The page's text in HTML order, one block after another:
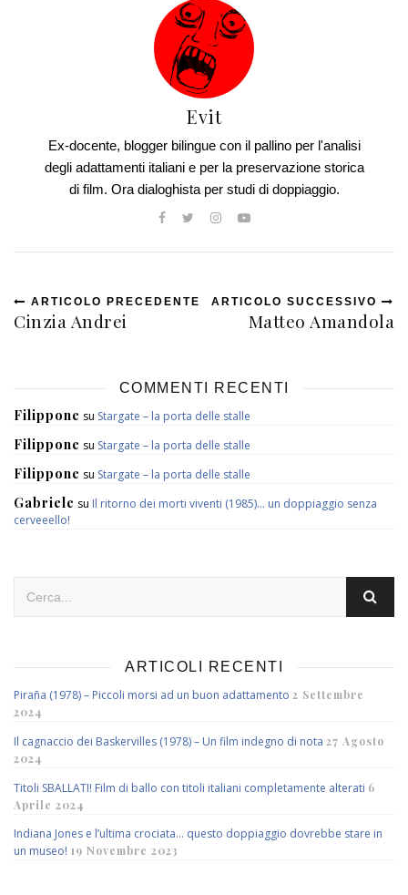
Evit
Ex-docente, blogger bilingue con il pallino per l'analisi
degli adattamenti italiani e per la preservazione storica
di film. Ora dialoghista per studi di doppiaggio.
ARTICOLO PRECEDENTE
Cinzia Andrei
ARTICOLO SUCCESSIVO
Matteo Amandola
COMMENTI RECENTI
Filippone su Stargate – la porta delle stalle
Filippone su Stargate – la porta delle stalle
Filippone su Stargate – la porta delle stalle
Gabriele su Il ritorno dei morti viventi (1985)… un doppiaggio senza
cerveeello!
ARTICOLI RECENTI
Piraña (1978) – Piccoli morsi ad un buon adattamento 2 Settembre
2024
Il cagnaccio dei Baskervilles (1978) – Un film indegno di nota 27 Agosto
2024
Titoli SBALLATI! Film di ballo con titoli italiani completamente alterati 6
Aprile 2024
Indiana Jones e l’ultima crociata… questo doppiaggio dovrebbe stare in
un museo! 19 Novembre 2023